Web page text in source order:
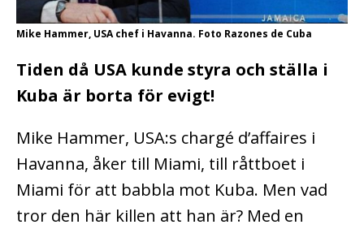
Mike Hammer, USA chef i Havanna. Foto Razones de Cuba
Tiden då USA kunde styra och ställa i
Kuba är borta för evigt!
Mike Hammer, USA:s chargé d’affaires i
Havanna, åker till Miami, till råttboet i
Miami för att babbla mot Kuba. Men vad
tror den här killen att han är? Med en